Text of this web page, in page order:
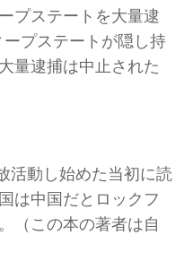
プステートを大量逮
プステートが隠し持
量逮捕は中止された
活動し始めた当初に読
は中国だとロックフ
（この本の著者は自